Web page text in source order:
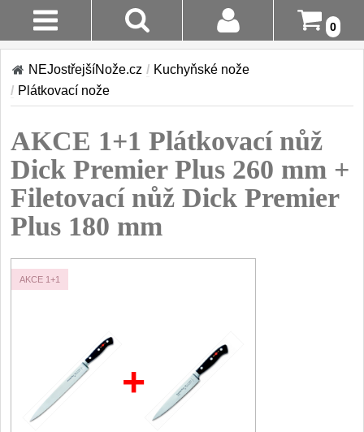
0
Stav
Objednávky
Registrace
Doručení A
Platba
Vrácení Do
14 Dnů
Akce!
Kuchyňské nože
Sady kuchyňských nožů
Šéfkuchařské nože
Univerzální nože 50
Nože na ovoce a
zeleninu
Nože NAKIRI
Filetovací nože
NEJostřejšíNože.cz / Kuchyňské nože
/ Plátkovací nože
AKCE 1+1 Plátkovací nůž
Dick Premier Plus 260 mm +
Filetovací nůž Dick Premier
Plus 180 mm
AKCE 1+1
+